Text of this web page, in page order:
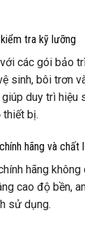
tra kỹ lưỡng
các gói bảo
sinh, bôi trơn
giúp duy trì
thiết bị.
hãng và chất
hãng
cao độ bền,
sử dụng.